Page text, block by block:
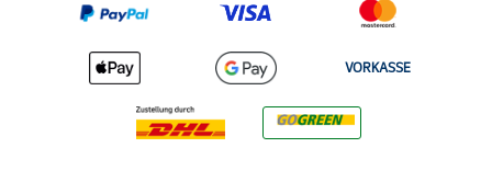
VORKASSE